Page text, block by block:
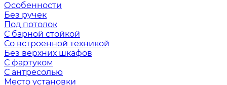
Особенности
Без ручек
Под потолок
С барной стойкой
Со встроенной техникой
Без верхних шкафов
С фартуком
С антресолью
Место установки